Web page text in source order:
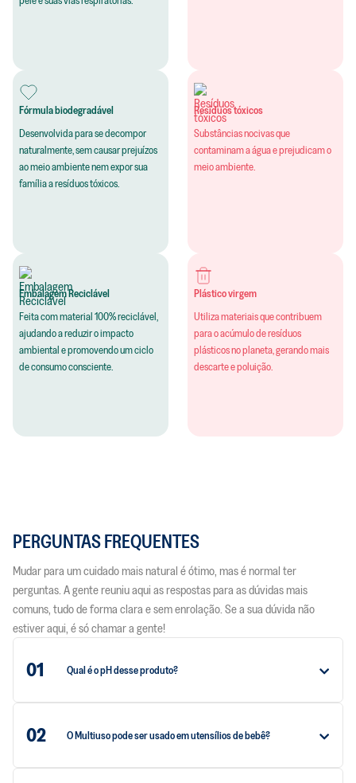
Fórmula biodegradável
Desenvolvida para se decompor
naturalmente, sem causar prejuízos
ao meio ambiente nem expor sua
família a resíduos tóxicos.
Embalagem Reciclável
Feita com material 100% reciclável,
ajudando a reduzir o impacto
ambiental e promovendo um ciclo
de consumo consciente.
Resíduos tóxicos
Substâncias nocivas que
contaminam a água e prejudicam o
meio ambiente.
Plástico virgem
Utiliza materiais que contribuem
para o acúmulo de resíduos
plásticos no planeta, gerando mais
descarte e poluição.
PERGUNTAS FREQUENTES
Mudar para um cuidado mais natural é ótimo, mas é normal ter
perguntas. A gente reuniu aqui as respostas para as dúvidas mais
comuns, tudo de forma clara e sem enrolação. Se a sua dúvida não
estiver aqui, é só chamar a gente!
01 Qual é o pH desse produto?
02 O Multiuso pode ser usado em utensílios de bebê?